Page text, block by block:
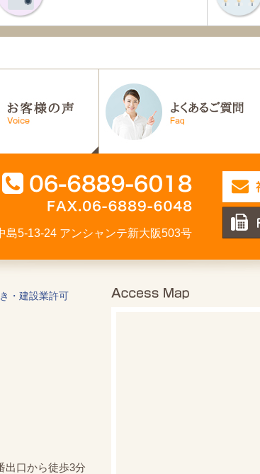
島5-13-24 アンシャンテ新大阪503号
・建設業許可
出口から徒歩3分